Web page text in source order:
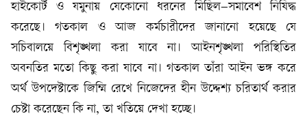
হাইকোর্ট ও যমুনায় যেকোনো ধরনের মিছিল–সমাবেশ নিষিদ্ধ
করেছে। গতকাল ও আজ কর্মচারীদের জানানো হয়েছে যে
সচিবালয়ে বিশৃঙ্খলা করা যাবে না। আইনশৃঙ্খলা পরিস্থিতির
অবনতির মতো কিছু করা যাবে না। গতকাল তাঁরা আইন ভঙ্গ করে
অর্থ উপদেষ্টাকে জিম্মি রেখে নিজেদের হীন উদ্দেশ্য চরিতার্থ করার
চেষ্টা করেছেন কি না, তা খতিয়ে দেখা হচ্ছে।